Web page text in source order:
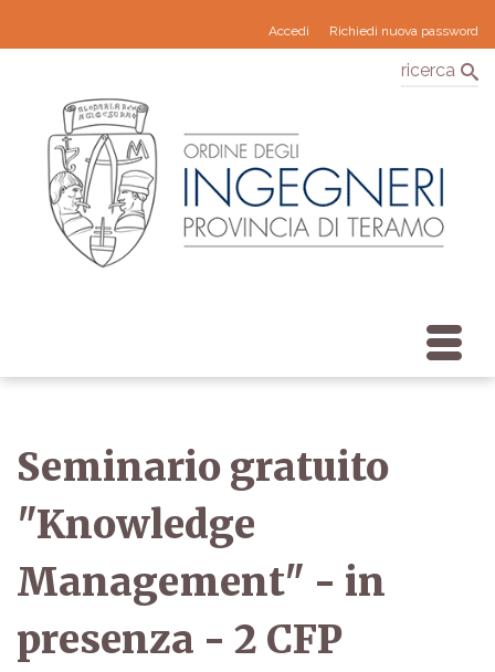
Accedi Richiedi nuova password
ricerca
Seminario gratuito
"Knowledge
Management" - in
presenza - 2 CFP